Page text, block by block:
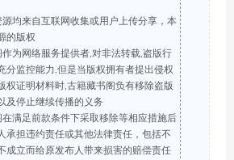
源均来自互联网收集或用户上传分享，本
的版权
作为网络服务提供者,对非法转载,盗版行
分监控能力.但是当版权拥有者提出侵权
权证明材料时,古籍藏书阁负有移除盗版
及停止继续传播的义务
在满足前款条件下采取移除等相应措施后
承担违约责任或其他法律责任，包括不
成立而给原发布人带来损害的赔偿责任